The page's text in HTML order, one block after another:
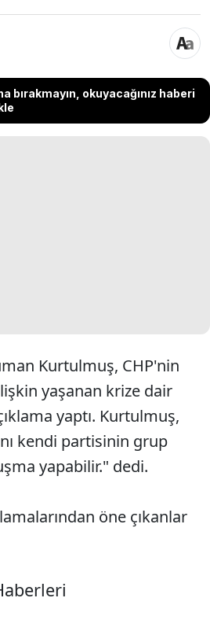
bırakmayın, okuyacağınız haberi
Kurtulmuş, CHP'nin
yaşanan krize dair
yaptı. Kurtulmuş,
kendi partisinin grup
yapabilir." dedi.
öne çıkanlar